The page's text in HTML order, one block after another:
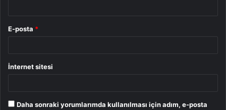
E-posta *
İnternet sitesi
Daha sonraki yorumlarımda kullanılması için adım, e-posta